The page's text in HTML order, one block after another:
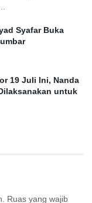
Syafar Buka
19 Juli Ini, Nanda
untuk
Ruas yang wajib